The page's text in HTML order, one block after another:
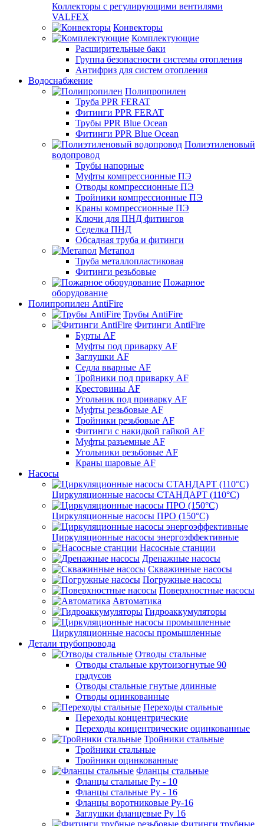
Коллекторы с регулирующими вентилями
VALFEX
Конвекторы
Комплектующие
Расширительные баки
Группа безопасности системы отопления
Антифриз для систем отопления
Водоснабжение
Полипропилен
Труба PPR FERAT
Фитинги PPR FERAT
Трубы PPR Blue Ocean
Фитинги PPR Blue Ocean
Полиэтиленовый
водопровод
Трубы напорные
Муфты компрессионные ПЭ
Отводы компрессионные ПЭ
Тройники компрессионные ПЭ
Краны компрессионные ПЭ
Ключи для ПНД фитингов
Седелка ПНД
Обсадная труба и фитинги
Метапол
Труба металлопластиковая
Фитинги резьбовые
Пожарное
оборудование
Полипропилен AntiFire
Трубы AntiFire
Фитинги AntiFire
Бурты AF
Муфты под приварку AF
Заглушки AF
Седла вварные AF
Тройники под приварку AF
Крестовины AF
Угольник под приварку AF
Муфты резьбовые AF
Тройники резьбовые AF
Фитинги с накидкой гайкой AF
Муфты разъемные AF
Угольники резьбовые AF
Краны шаровые AF
Насосы
Циркуляционные насосы СТАНДАРТ (110°C)
Циркуляционные насосы ПРО (150°C)
Циркуляционные насосы энергоэффективные
Насосные станции
Дренажные насосы
Скважинные насосы
Погружные насосы
Поверхностные насосы
Автоматика
Гидроаккумуляторы
Циркуляционные насосы промышленные
Детали трубопровода
Отводы стальные
Отводы стальные крутоизогнутые 90
градусов
Отводы стальные гнутые длинные
Отводы оцинкованные
Переходы стальные
Переходы концентрические
Переходы концентрические оцинкованные
Тройники стальные
Тройники стальные
Тройники оцинкованные
Фланцы стальные
Фланцы стальные Ру - 10
Фланцы стальные Ру - 16
Фланцы воротниковые Ру-16
Заглушки фланцевые Ру 16
Фитинги трубные